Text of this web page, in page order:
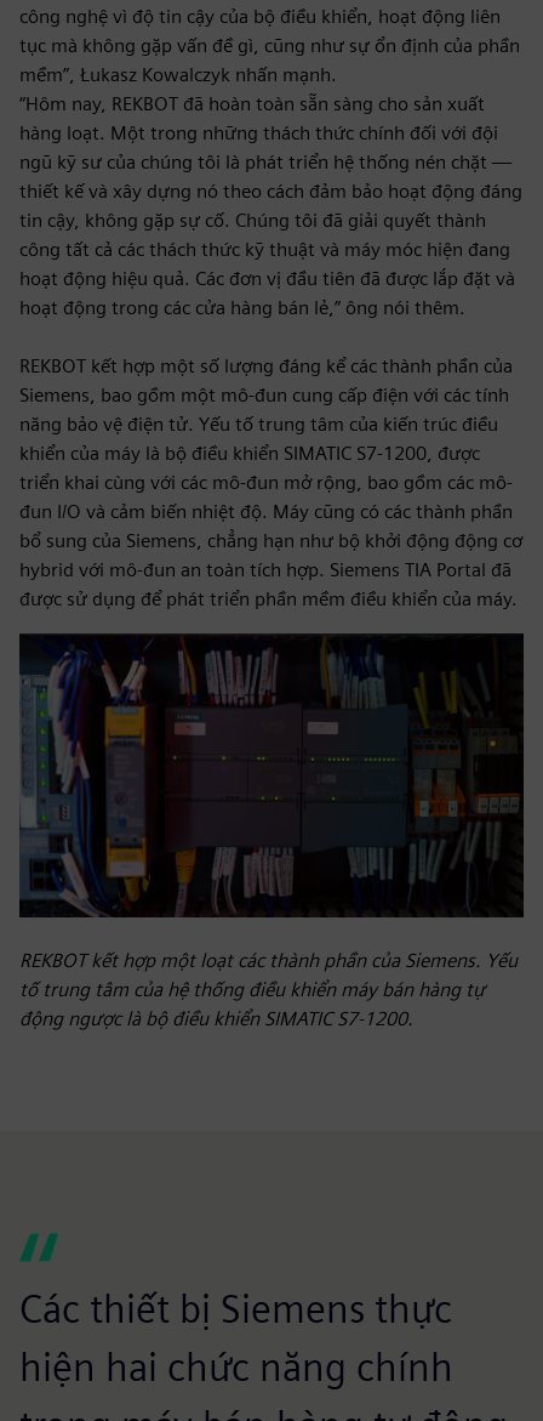
công nghệ vì độ tin cậy của bộ điều khiển, hoạt động liên
tục mà không gặp vấn đề gì, cũng như sự ổn định của phần
mềm”, Łukasz Kowalczyk nhấn mạnh.
“Hôm nay, REKBOT đã hoàn toàn sẵn sàng cho sản xuất
hàng loạt. Một trong những thách thức chính đối với đội
ngũ kỹ sư của chúng tôi là phát triển hệ thống nén chặt —
thiết kế và xây dựng nó theo cách đảm bảo hoạt động đáng
tin cậy, không gặp sự cố. Chúng tôi đã giải quyết thành
công tất cả các thách thức kỹ thuật và máy móc hiện đang
hoạt động hiệu quả. Các đơn vị đầu tiên đã được lắp đặt và
hoạt động trong các cửa hàng bán lẻ,” ông nói thêm.
REKBOT kết hợp một số lượng đáng kể các thành phần của
Siemens, bao gồm một mô-đun cung cấp điện với các tính
năng bảo vệ điện tử. Yếu tố trung tâm của kiến trúc điều
khiển của máy là bộ điều khiển SIMATIC S7-1200, được
triển khai cùng với các mô-đun mở rộng, bao gồm các mô-
đun I/O và cảm biến nhiệt độ. Máy cũng có các thành phần
bổ sung của Siemens, chẳng hạn như bộ khởi động động cơ
hybrid với mô-đun an toàn tích hợp. Siemens TIA Portal đã
được sử dụng để phát triển phần mềm điều khiển của máy.
REKBOT kết hợp một loạt các thành phần của Siemens. Yếu
tố trung tâm của hệ thống điều khiển máy bán hàng tự
động ngược là bộ điều khiển SIMATIC S7-1200.
Các thiết bị Siemens thực
hiện hai chức năng chính